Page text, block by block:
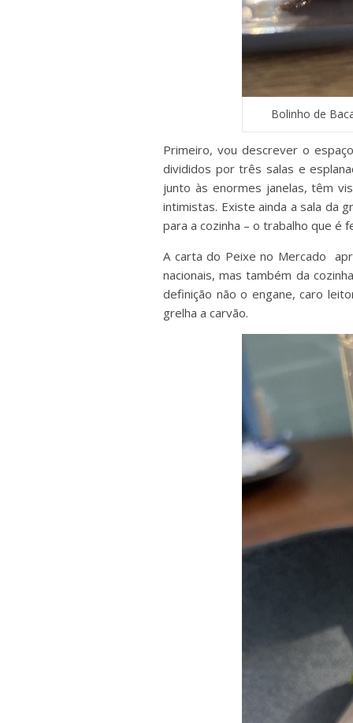
Bolinho de
Primeiro, vou descrever o
divididos por três salas e
junto às enormes janelas, têm
intimistas. Existe ainda a sala da
para a cozinha – o trabalho que é
A carta do Peixe no Mercado
nacionais, mas também da
definição não o engane, caro
grelha a carvão.